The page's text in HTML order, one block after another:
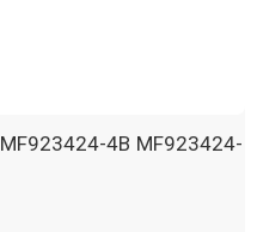
4B MF923424-